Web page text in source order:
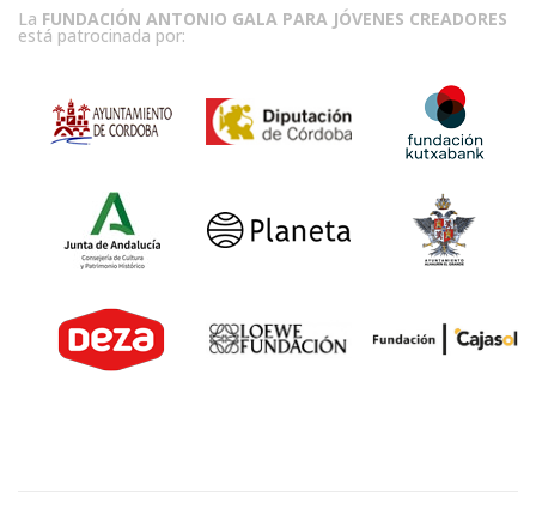
La FUNDACIÓN ANTONIO GALA PARA JÓVENES CREADORES
está patrocinada por: